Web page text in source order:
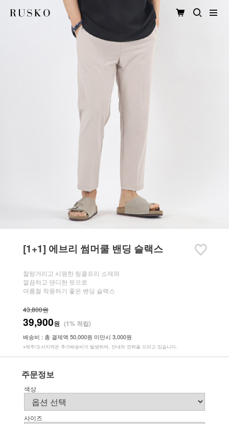
[1+1] 에브리 썸머쿨 밴딩 슬랙스
찰랑거리고 시원한 링클프리 소재와
깔끔하고 댄디한 핏으로
여름철 착용하기 좋은 밴딩 슬랙스
43,800원
39,900원 (1% 적립)
배송비 : 총 결제액 50,000원 미만시 3,000원
※제주/도서지역은 추가배송비가 발생하며, 안내차 연락을 드리고 있습니다.
주문정보
색상
사이즈